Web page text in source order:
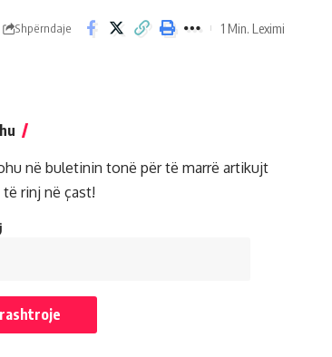
Shpërndaje 1 Min. Leximi
në buletinin tonë për të marrë artikujt
rinj në çast!